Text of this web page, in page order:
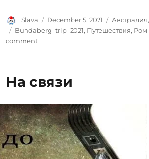
Author
Slava
Posted
on
December 5, 2021 Categories
Австралия,
Tags
Bundaberg_trip_2021, Путешествия, Ром
commenton
рома
На связи